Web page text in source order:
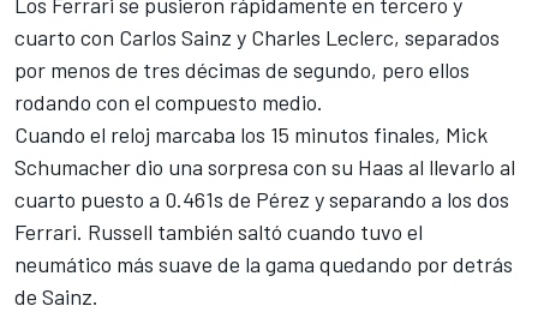
cuarto con Carlos Sainz y Charles Leclerc, separados
por menos de tres décimas de segundo, pero ellos
rodando con el compuesto medio.
Cuando el reloj marcaba los 15 minutos finales, Mick
Schumacher dio una sorpresa con su Haas al llevarlo al
cuarto puesto a 0.461s de Pérez y separando a los dos
Ferrari. Russell también saltó cuando tuvo el
neumático más suave de la gama quedando por detrás
de Sainz.